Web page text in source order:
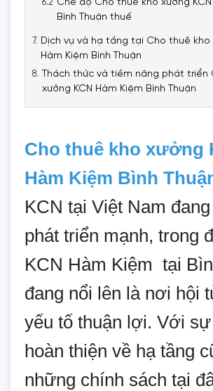
Chế độ Cho thuê kho xưởng
Bình Thuận thuế
Dịch vụ và hạ tầng tại Cho thuê kho
Hàm Kiệm Bình Thuận
Thách thức và tiềm năng phát triển
xưởng KCN Hàm Kiệm Bình Thuận
Cho thuê kho xưởng
Hàm Kiệm Bình
KCN tại Việt Nam
phát triển mạnh, trong
KCN Hàm Kiệm tại
đang nổi lên là nơi hội
yếu tố thuận lợi. Với
hoàn thiện về hạ tầng
những chính sách tại